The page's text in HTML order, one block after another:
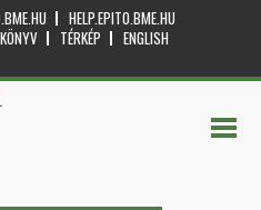
HELP.EPITO.BME.HU
TÉRKÉP
ENGLISH